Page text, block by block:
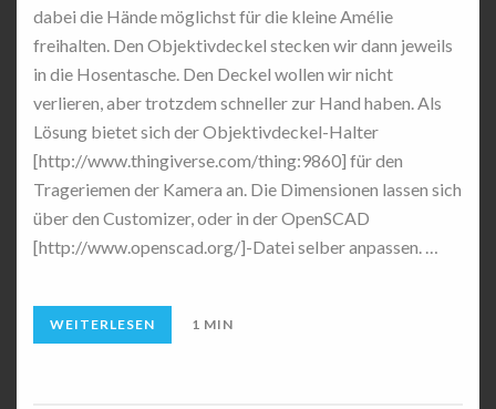
dabei die Hände möglichst für die kleine Amélie
freihalten. Den Objektivdeckel stecken wir dann jeweils
in die Hosentasche. Den Deckel wollen wir nicht
verlieren, aber trotzdem schneller zur Hand haben. Als
Lösung bietet sich der Objektivdeckel-Halter
[http://www.thingiverse.com/thing:9860] für den
Trageriemen der Kamera an. Die Dimensionen lassen sich
über den Customizer, oder in der OpenSCAD
[http://www.openscad.org/]-Datei selber anpassen. …
WEITERLESEN 1 MIN